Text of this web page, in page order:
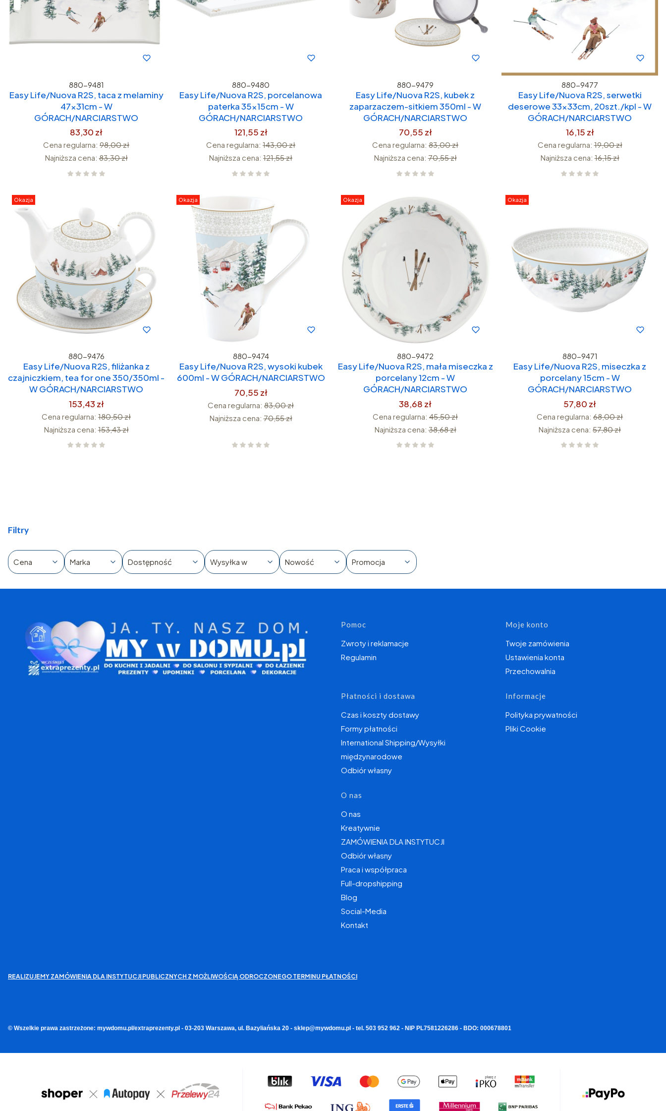
880-9481
Easy Life/Nuova R2S, taca z melaminy
47x31cm - W
GÓRACH/NARCIARSTWO
83,30 zł
Cena regularna: 98,00 zł
Najniższa cena: 83,30 zł
880-9480
Easy Life/Nuova R2S, porcelanowa
paterka 35x15cm - W
GÓRACH/NARCIARSTWO
121,55 zł
Cena regularna: 143,00 zł
Najniższa cena: 121,55 zł
880-9479
Easy Life/Nuova R2S, kubek z
zaparzaczem-sitkiem 350ml - W
GÓRACH/NARCIARSTWO
70,55 zł
Cena regularna: 83,00 zł
Najniższa cena: 70,55 zł
880-9477
Easy Life/Nuova R2S, serwetki
deserowe 33x33cm, 20szt./kpl - W
GÓRACH/NARCIARSTWO
16,15 zł
Cena regularna: 19,00 zł
Najniższa cena: 16,15 zł
Okazja
880-9476
Easy Life/Nuova R2S, filiżanka z
czajniczkiem, tea for one 350/350ml -
W GÓRACH/NARCIARSTWO
153,43 zł
Cena regularna: 180,50 zł
Najniższa cena: 153,43 zł
Okazja
880-9474
Easy Life/Nuova R2S, wysoki kubek
600ml - W GÓRACH/NARCIARSTWO
70,55 zł
Cena regularna: 83,00 zł
Najniższa cena: 70,55 zł
Okazja
880-9472
Easy Life/Nuova R2S, mała miseczka z
porcelany 12cm - W
GÓRACH/NARCIARSTWO
38,68 zł
Cena regularna: 45,50 zł
Najniższa cena: 38,68 zł
Okazja
880-9471
Easy Life/Nuova R2S, miseczka z
porcelany 15cm - W
GÓRACH/NARCIARSTWO
57,80 zł
Cena regularna: 68,00 zł
Najniższa cena: 57,80 zł
Filtry
Cena Marka Dostępność Wysyłka w Nowość Promocja
Linki w stopce
Pomoc
Zwroty i reklamacje
Regulamin
Moje konto
Twoje zamówienia
Ustawienia konta
Przechowalnia
Płatności i dostawa
Czas i koszty dostawy
Formy płatności
International Shipping/Wysyłki
międzynarodowe
Odbiór własny
Informacje
Polityka prywatności
Pliki Cookie
O nas
O nas
Kreatywnie
ZAMÓWIENIA DLA INSTYTUCJI
Odbiór własny
Praca i współpraca
Full-dropshipping
Blog
Social-Media
Kontakt
REALIZUJEMY ZAMÓWIENIA DLA INSTYTUCJI PUBLICZNYCH Z MOŻLIWOŚCIĄ ODROCZONEGO TERMINU PŁATNOŚCI
© Wszelkie prawa zastrzeżone: mywdomu.pl/extraprezenty.pl - 03-203 Warszawa, ul. Bazyliańska 20 - sklep@mywdomu.pl - tel. 503 952 962 - NIP PL7581226286 - BDO: 000678801